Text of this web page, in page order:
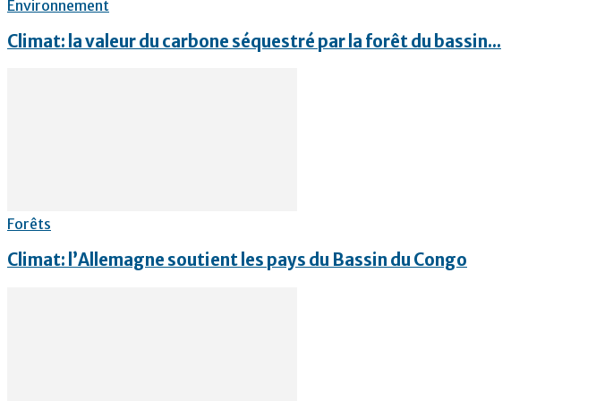
Environnement
Climat: la valeur du carbone séquestré par la forêt du bassin...
Forêts
Climat: l’Allemagne soutient les pays du Bassin du Congo